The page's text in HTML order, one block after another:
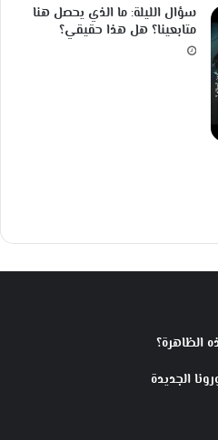
سؤال الليلة: ما الذي يحصل هنا
متابعينا؟ هل هذا حقيقي؟
الظاهرة؟
الجديدة